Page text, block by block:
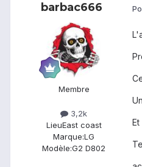
barbac666
Membre
3,2k
LieuEast coast
Marque:LG
Modèle:G2 D802